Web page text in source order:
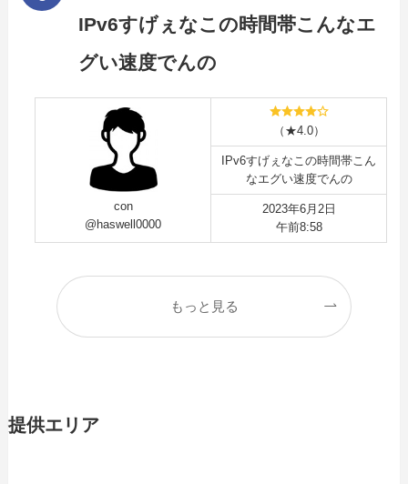
IPv6すげぇなこの時間帯こんなエ
グい速度でんの
con
@haswell0000
（★4.0）
IPv6すげぇなこの時間帯こん
なエグい速度でんの
2023年6月2日
午前8:58
もっと見る
提供エリア